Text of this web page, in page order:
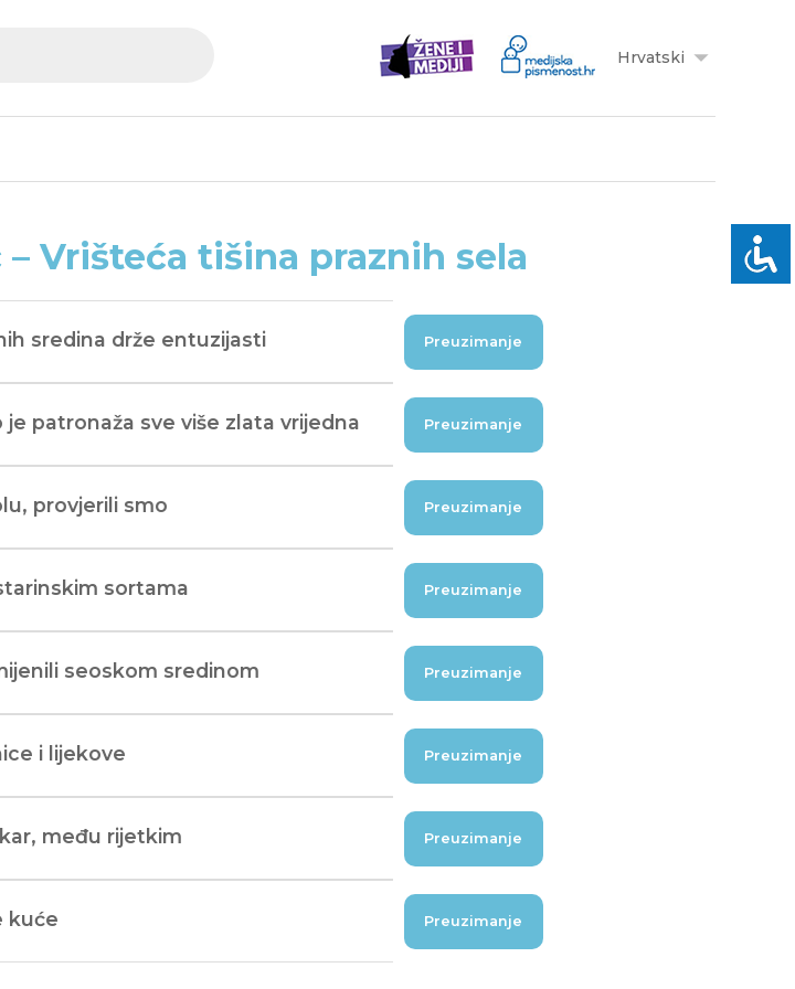
Hrvatski
Vrišteća tišina praznih sela
sredina drže entuzijasti Preuzimanje
je patronaža sve više zlata vrijedna Preuzimanje
provjerili smo Preuzimanje
sortama Preuzimanje
seoskom sredinom Preuzimanje
i lijekove Preuzimanje
među rijetkim Preuzimanje
kuće Preuzimanje